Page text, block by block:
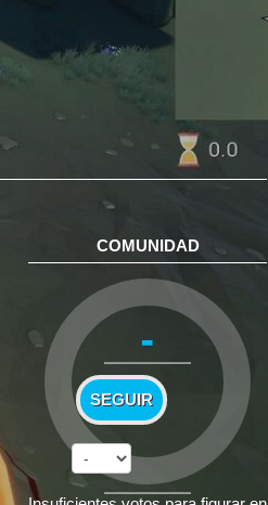
COMUNIDAD
-
SEGUIR